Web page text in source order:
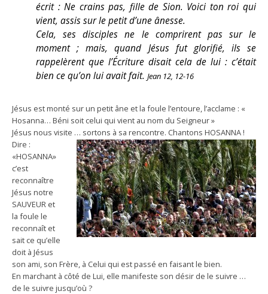
écrit : Ne crains pas, fille de Sion. Voici ton roi qui
vient, assis sur le petit d’une ânesse.
Cela, ses disciples ne le comprirent pas sur le
moment ; mais, quand Jésus fut glorifié, ils se
rappelèrent que l’Écriture disait cela de lui : c’était
bien ce qu’on lui avait fait. Jean 12, 12-16
Jésus est monté sur un petit âne et la foule l’entoure, l’acclame : «
Hosanna… Béni soit celui qui vient au nom du Seigneur »
Jésus nous visite … sortons à sa rencontre. Chantons HOSANNA !
Dire :
«HOSANNA»
c’est
reconnaître
Jésus notre
SAUVEUR et
la foule le
reconnaît et
sait ce qu’elle
doit à Jésus
son ami, son Frère, à Celui qui est passé en faisant le bien.
En marchant à côté de Lui, elle manifeste son désir de le suivre …
de le suivre jusqu’où ?